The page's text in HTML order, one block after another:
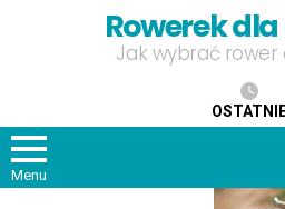
Rowerek
Jak wybrać rower
Menu